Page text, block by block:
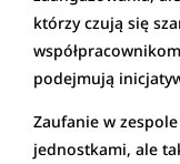
którzy czują się
podejmują
Zaufanie w
jednostkami, ale